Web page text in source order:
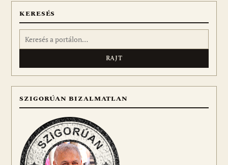
KERESÉS
Keresés:
SZIGORÚAN BIZALMATLAN